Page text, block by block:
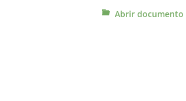
Abrir documento